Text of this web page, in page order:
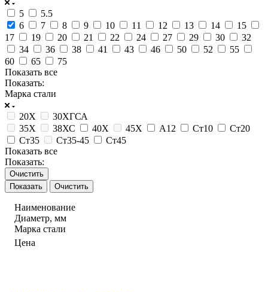
5
5.5
6
7 8 9 10 11 12 13 14
15
17
19 20 21 22 24 27 29 30
32
34
36 38 41 43 46 50 52
55
60
65
75
Показать все
Показать:
Марка стали
20Х
30ХГСА
35Х
38ХС 40Х 45Х А12 Ст10
Ст20
Ст35
Ст35-45
Ст45
Показать все
Показать:
Очистить
Очистить
Наименование
Диаметр, мм
Марка стали
Цена